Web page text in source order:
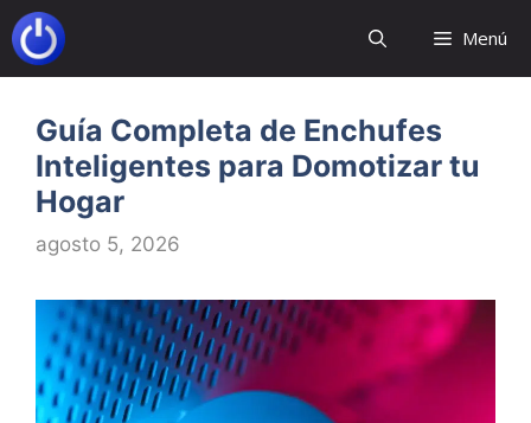
Saltar
al
contenido
Menú
Guía Completa de Enchufes
Inteligentes para Domotizar tu
Hogar
agosto 5, 2026